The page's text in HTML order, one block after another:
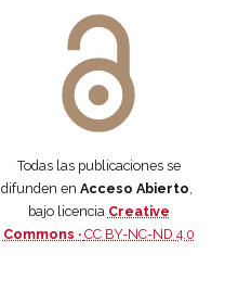
Todas las publicaciones se
difunden en Acceso Abierto
bajo licencia Creative
Commons · CC BY-NC-ND 4.0